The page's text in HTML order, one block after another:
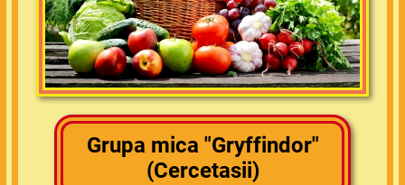
Grupa mica "Gryffindor"
(Cercetasii)